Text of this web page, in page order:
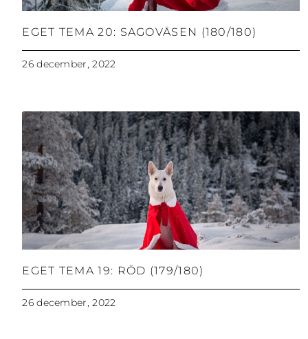
EGET TEMA 20: SAGOVÄSEN (180/180)
26 december, 2022
EGET TEMA 19: RÖD (179/180)
26 december, 2022